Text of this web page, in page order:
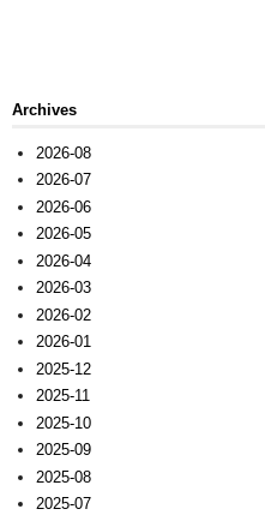
Archives
2026-08
2026-07
2026-06
2026-05
2026-04
2026-03
2026-02
2026-01
2025-12
2025-11
2025-10
2025-09
2025-08
2025-07